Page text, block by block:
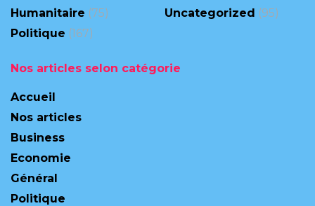
Humanitaire (75)
Politique (167)
Uncategorized (95)
Nos articles selon catégorie
Accueil
Nos articles
Business
Economie
Général
Politique